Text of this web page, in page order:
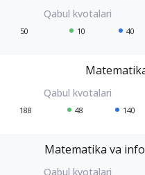
50 10 40
188 48 140
Matematika va